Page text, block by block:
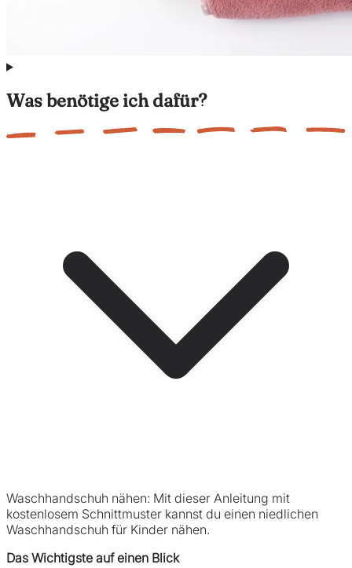
Was benötige ich dafür?
Waschhandschuh nähen: Mit dieser Anleitung mit
kostenlosem Schnittmuster kannst du einen niedlichen
Waschhandschuh für Kinder nähen.
Das Wichtigste auf einen Blick